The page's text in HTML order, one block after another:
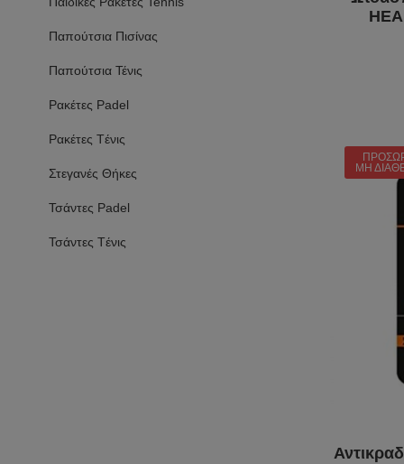
Παπούτσια Πισίνας
Παπούτσια Τένις
Ρακέτες Padel
Ρακέτες Tένις
Στεγανές Θήκες
Τσάντες Padel
Τσάντες Tένις
ΜΗ